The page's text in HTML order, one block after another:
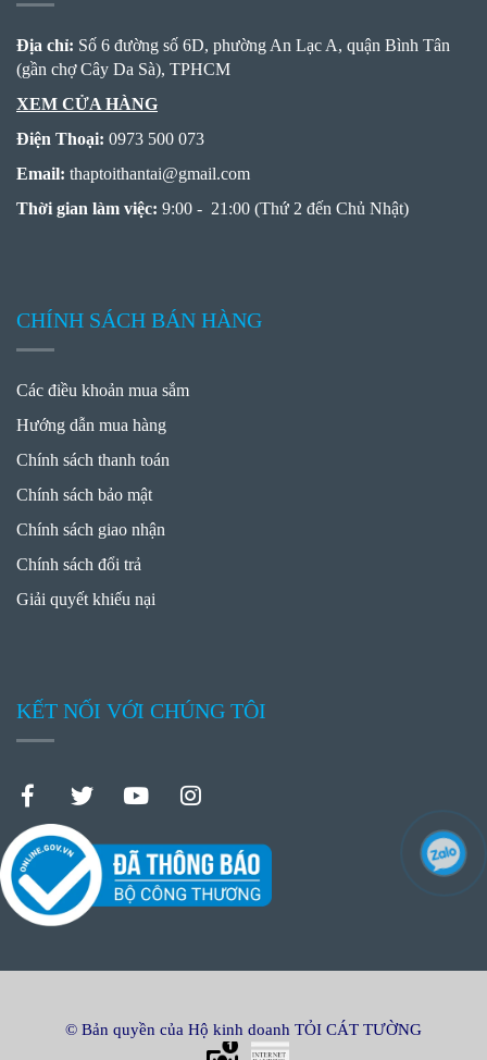
Địa chỉ: Số 6 đường số 6D, phường An Lạc A, quận Bình Tân
(gần chợ Cây Da Sà), TPHCM
XEM CỬA HÀNG
Điện Thoại: 0973 500 073
Email: thaptoithantai@gmail.com
Thời gian làm việc: 9:00 - 21:00 (Thứ 2 đến Chủ Nhật)
CHÍNH SÁCH BÁN HÀNG
Các điều khoản mua sắm
Hướng dẫn mua hàng
Chính sách thanh toán
Chính sách bảo mật
Chính sách giao nhận
Chính sách đổi trả
Giải quyết khiếu nại
KẾT NỐI VỚI CHÚNG TÔI
© Bản quyền của Hộ kinh doanh TỎI CÁT TƯỜNG